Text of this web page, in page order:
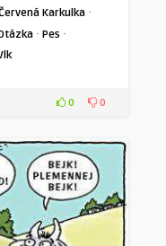
Karkulka ·
· Pes ·
0 0